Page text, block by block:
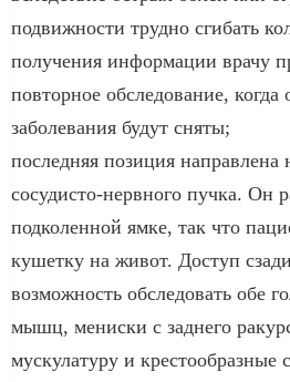
подвижности трудно сгибать
получения информации врачу
повторное обследование, когда
заболевания будут сняты;
последняя позиция направлена
сосудисто-нервного пучка. Он
подколенной ямке, так что
кушетку на живот. Доступ
возможность обследовать обе
мышц, мениски с заднего
мускулатуру и крестообразные